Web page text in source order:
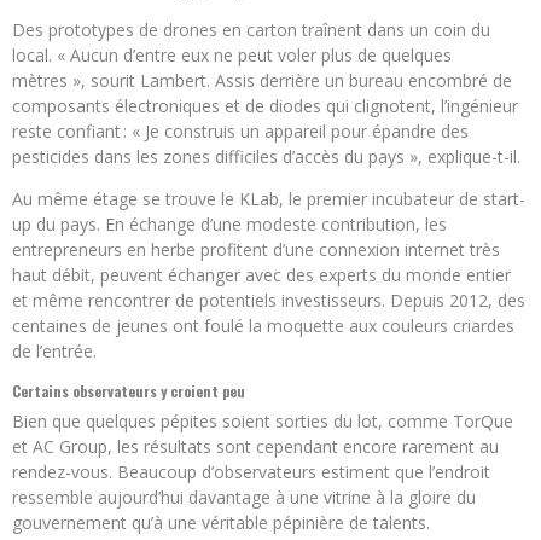
Des prototypes de drones en carton traînent dans un coin du
local. « Aucun d’entre eux ne peut voler plus de quelques
mètres », sourit Lambert. Assis derrière un bureau encombré de
composants électroniques et de diodes qui clignotent, l’ingénieur
reste confiant : « Je construis un appareil pour épandre des
pesticides dans les zones difficiles d’accès du pays », explique-t-il.
Au même étage se trouve le KLab, le premier incubateur de start-
up du pays. En échange d’une modeste contribution, les
entrepreneurs en herbe profitent d’une connexion internet très
haut débit, peuvent échanger avec des experts du monde entier
et même rencontrer de potentiels investisseurs. Depuis 2012, des
centaines de jeunes ont foulé la moquette aux couleurs criardes
de l’entrée.
Certains observateurs y croient peu
Bien que quelques pépites soient sorties du lot, comme TorQue
et AC Group, les résultats sont cependant encore rarement au
rendez-vous. Beaucoup d’observateurs estiment que l’endroit
ressemble aujourd’hui davantage à une vitrine à la gloire du
gouvernement qu’à une véritable pépinière de talents.